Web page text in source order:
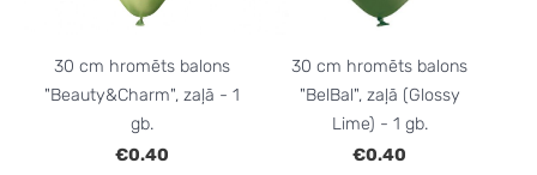
30 cm hromēts balons
"Beauty&Charm", zaļā - 1
gb.
€0.40
30 cm hromēts balons
"BelBal", zaļā (Glossy
Lime) - 1 gb.
€0.40